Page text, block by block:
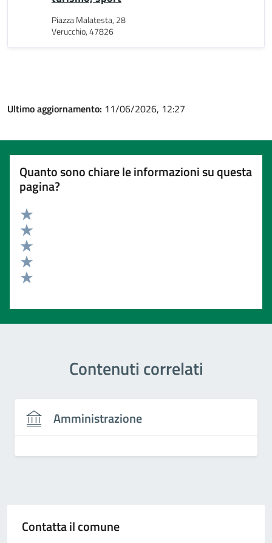
Piazza Malatesta, 28
Verucchio, 47826
Ultimo aggiornamento: 11/06/2026, 12:27
Quanto sono chiare le informazioni su questa
pagina?
Valuta 5 stelle su 5
Valuta 4 stelle su 5
Valuta 3 stelle su 5
Valuta 2 stelle su 5
Contenuti correlati
Amministrazione
Contatta il comune